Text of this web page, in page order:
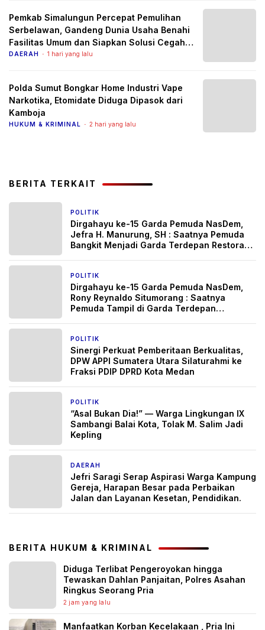
Pemkab Simalungun Percepat Pemulihan
Serbelawan, Gandeng Dunia Usaha Benahi
Fasilitas Umum dan Siapkan Solusi Cegah
Banjir Berulang
DAERAH 1 hari yang lalu
Polda Sumut Bongkar Home Industri Vape
Narkotika, Etomidate Diduga Dipasok dari
Kamboja
HUKUM & KRIMINAL 2 hari yang lalu
BERITA TERKAIT
POLITIK
Dirgahayu ke-15 Garda Pemuda NasDem,
Jefra H. Manurung, SH : Saatnya Pemuda
Bangkit Menjadi Garda Terdepan Restorasi
POLITIK
Dirgahayu ke-15 Garda Pemuda NasDem,
Rony Reynaldo Situmorang : Saatnya
Pemuda Tampil di Garda Terdepan
POLITIK
Sinergi Perkuat Pemberitaan Berkualitas,
DPW APPI Sumatera Utara Silaturahmi ke
Fraksi PDIP DPRD Kota Medan
POLITIK
“Asal Bukan Dia!” — Warga Lingkungan IX
Sambangi Balai Kota, Tolak M. Salim Jadi
Kepling
DAERAH
Jefri Saragi Serap Aspirasi Warga Kampung
Gereja, Harapan Besar pada Perbaikan
Jalan dan Layanan Kesetan, Pendidikan.
BERITA HUKUM & KRIMINAL
Diduga Terlibat Pengeroyokan hingga
Tewaskan Dahlan Panjaitan, Polres Asahan
Ringkus Seorang Pria
2 jam yang lalu
Manfaatkan Korban Kecelakaan , Pria Ini